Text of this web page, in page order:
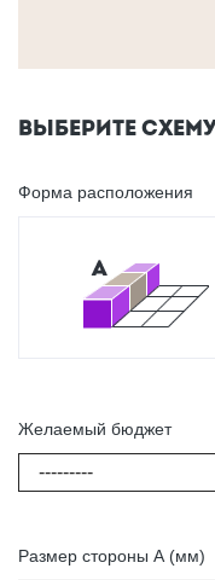
ВЫБЕРИТЕ
Форма расположения
Желаемый бюджет
---------
Размер стороны А (мм)